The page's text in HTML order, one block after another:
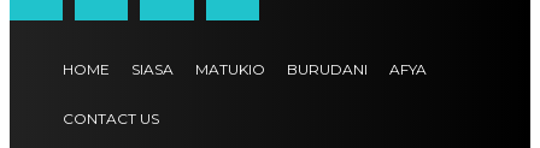
HOME SIASA MATUKIO BURUDANI AFYA
CONTACT US